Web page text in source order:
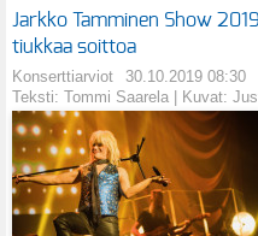
Jarkko Tamminen Show
tiukkaa soittoa
Konserttiarviot
30.10.2019 08:30
Teksti: Tommi Saarela | Kuvat: